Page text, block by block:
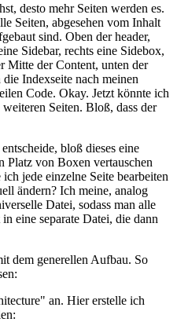
desto mehr Seiten werden es.
Seiten, abgesehen vom Inhalt
sind. Oben der header,
Sidebar, rechts eine Sidebox,
Mitte der Content, unten der
Indexseite nach meinen
Code. Okay. Jetzt könnte ich
Seiten. Bloß, dass der
bloß dieses eine
Platz von Boxen vertauschen
jede einzelne Seite bearbeiten
ändern? Ich meine, analog
Datei, sodass man alle
eine separate Datei, die dann
dem generellen Aufbau. So
an. Hier erstelle ich